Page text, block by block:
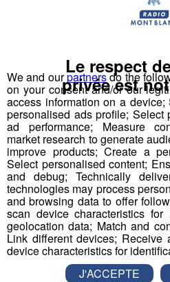
We and ourpartnersdo the
on your consent and/or our
access information on a
personalised ads profile; Select
ad performance; Measure
market research to generate
improve products; Create a
Select personalised content;
and debug; Technically
technologies may process
and browsing data to offer
scan device characteristics
geolocation data; Match and
Link different devices; Receive
device characteristics for
Le respect
privée est
J'ACCEPTE